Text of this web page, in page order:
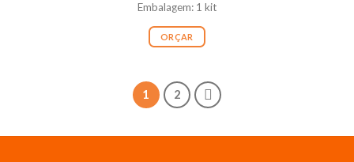
Embalagem: 1 kit
ORÇAR
1 2